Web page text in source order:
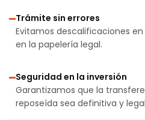
Trámite sin errores
Evitamos descalificaciones
en la papelería legal.
Seguridad en la inversión
Garantizamos que la
reposeída sea definitiva y